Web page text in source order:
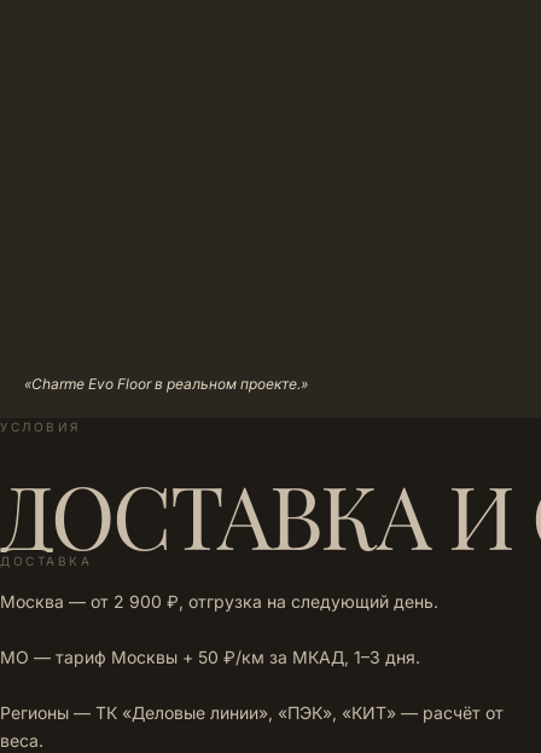
«Charme Evo Floor в реальном проекте.»
УСЛОВИЯ
ДОСТАВКА
ДОСТАВКА
Москва — от 2 900 ₽, отгрузка на следующий день.
МО — тариф Москвы + 50 ₽/км за МКАД, 1–3 дня.
Регионы — ТК «Деловые линии», «ПЭК», «КИТ» — расчёт от
веса.